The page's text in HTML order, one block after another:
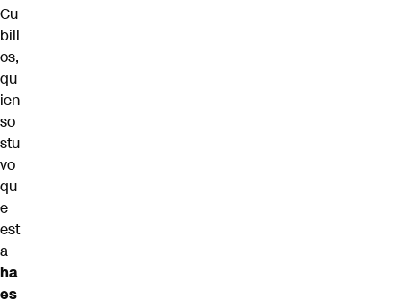
Cu
bill
os,
qu
ien
so
stu
vo
qu
e
est
a
ha
es